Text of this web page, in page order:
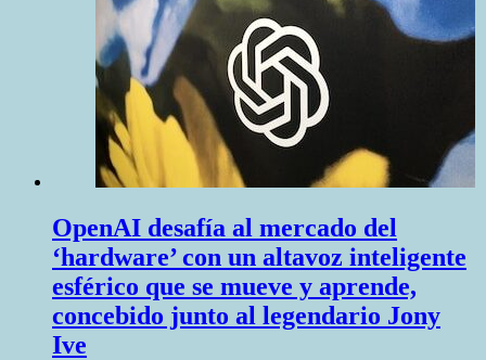
OpenAI desafía al mercado del
‘hardware’ con un altavoz inteligente
esférico que se mueve y aprende,
concebido junto al legendario Jony
Ive